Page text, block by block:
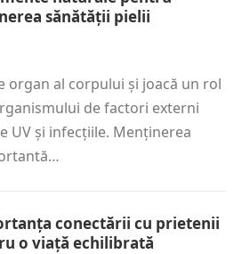
sănătății pielii
organ al corpului și joacă un rol
de factori externi
UV și infecțiile. Menținerea
conectării cu prietenii
o viață echilibrată